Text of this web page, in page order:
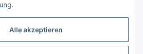
.
Alle akzeptieren